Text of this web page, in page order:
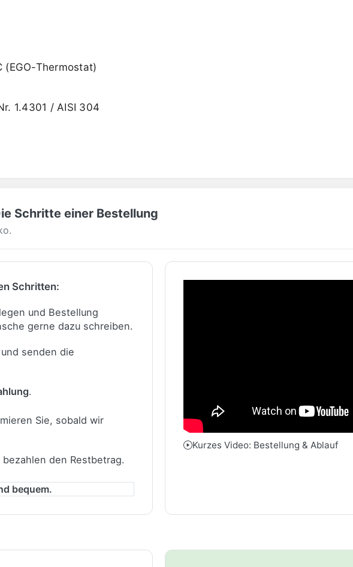
Thermostat)
1.4301 / AISI 304
Schritte einer Bestellung
Schritten:
und Bestellung
gerne dazu schreiben.
senden die
.
Sie, sobald wir
den Restbetrag.
bequem.
Kurzes Video: Bestellung & Ablauf